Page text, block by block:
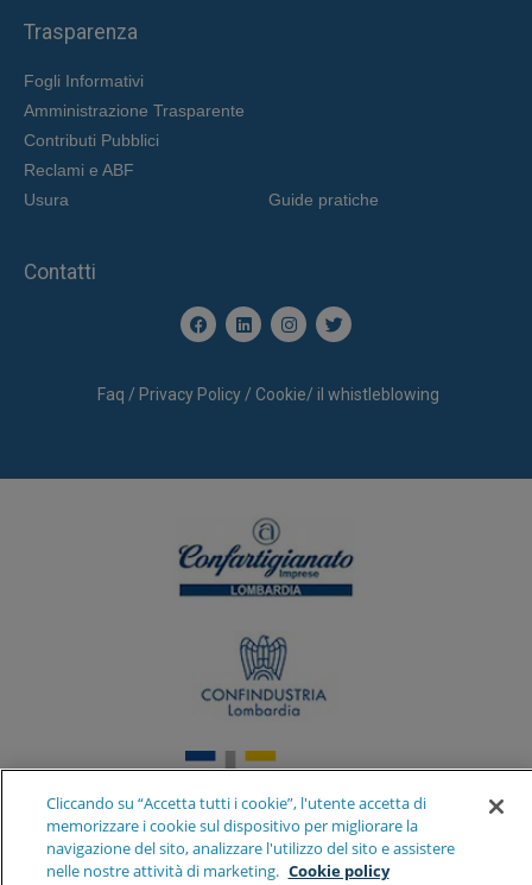
Trasparenza
Fogli Informativi
Amministrazione Trasparente
Contributi Pubblici
Reclami e ABF
Usura
Guide pratiche
Contatti
Faq / Privacy Policy/ Cookie/ il whistleblowing
Cliccando su “Accetta tutti i cookie”, l'utente accetta di
memorizzare i cookie sul dispositivo per migliorare la
navigazione del sito, analizzare l'utilizzo del sito e assistere
nelle nostre attività di marketing. Cookie policy